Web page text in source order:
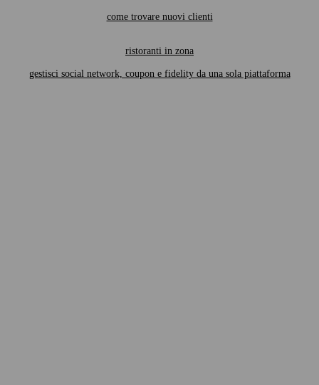
come trovare nuovi clienti
ristoranti in zona
gestisci social network, coupon e fidelity da una sola piattaforma